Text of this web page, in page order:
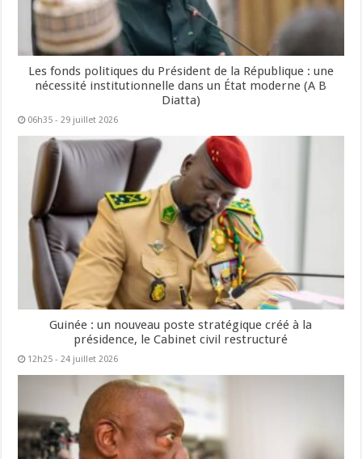
Les fonds politiques du Président de la République : une
nécessité institutionnelle dans un État moderne (A B
Diatta)
06h35 - 29 juillet 2026
Guinée : un nouveau poste stratégique créé à la
présidence, le Cabinet civil restructuré
12h25 - 24 juillet 2026